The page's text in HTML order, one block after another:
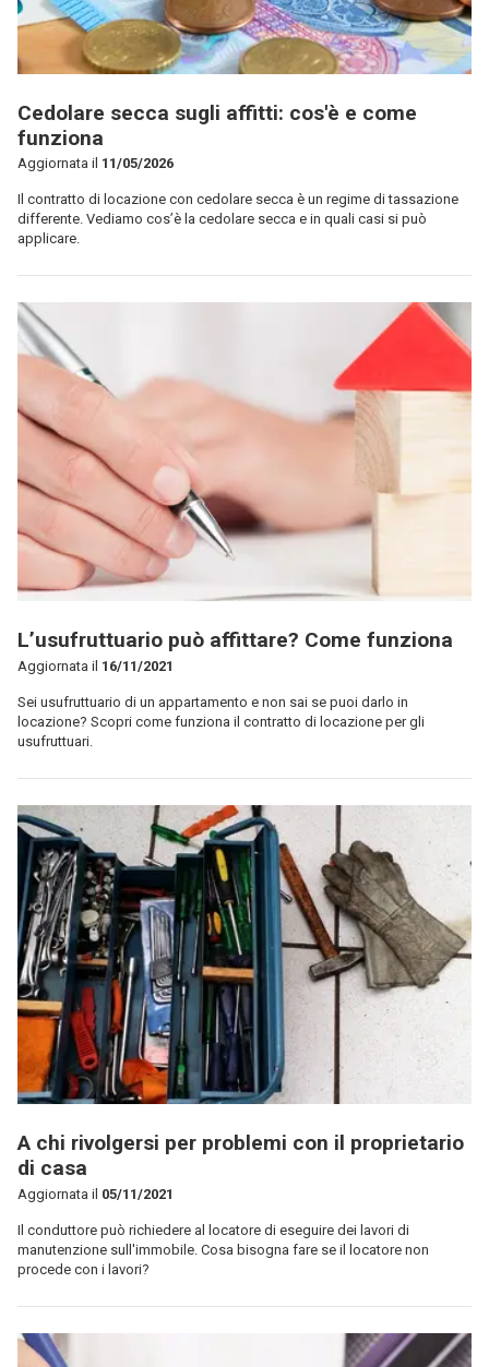
Cedolare secca sugli affitti: cos'è e come
funziona
Aggiornata il 11/05/2026
Il contratto di locazione con cedolare secca è un regime di tassazione
differente. Vediamo cos’è la cedolare secca e in quali casi si può
applicare.
L’usufruttuario può affittare? Come funziona
Aggiornata il 16/11/2021
Sei usufruttuario di un appartamento e non sai se puoi darlo in
locazione? Scopri come funziona il contratto di locazione per gli
usufruttuari.
A chi rivolgersi per problemi con il proprietario
di casa
Aggiornata il 05/11/2021
Il conduttore può richiedere al locatore di eseguire dei lavori di
manutenzione sull'immobile. Cosa bisogna fare se il locatore non
procede con i lavori?